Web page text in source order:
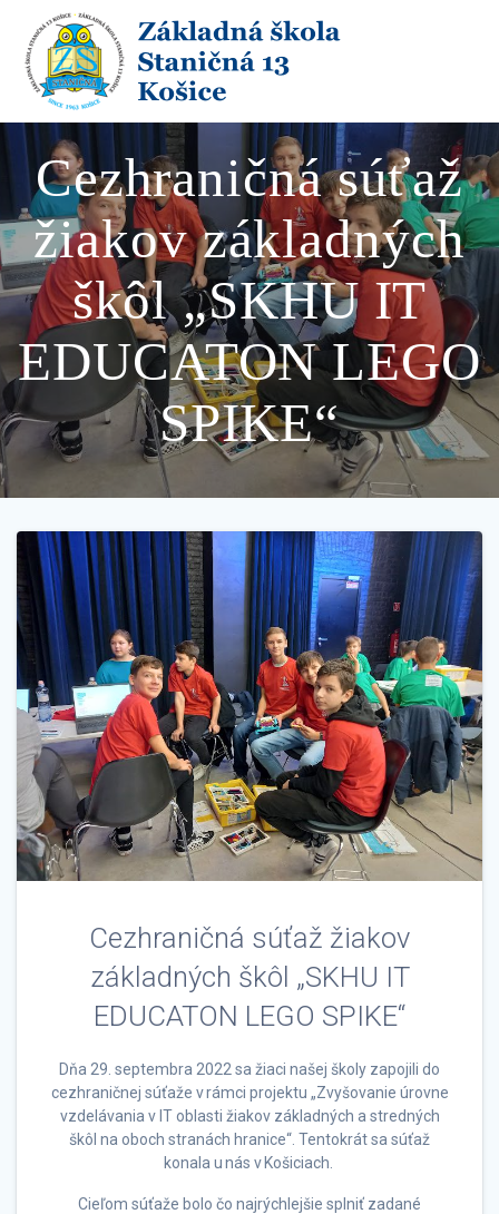
to
content
Cezhraničná súťaž
žiakov základných
škôl „SKHU IT
EDUCATON LEGO
SPIKE“
Cezhraničná súťaž žiakov
základných škôl „SKHU IT
EDUCATON LEGO SPIKE“
Dňa 29. septembra 2022 sa žiaci našej školy zapojili do
cezhraničnej súťaže v rámci projektu „Zvyšovanie úrovne
vzdelávania v IT oblasti žiakov základných a stredných
škôl na oboch stranách hranice“. Tentokrát sa súťaž
konala u nás v Košiciach.
Cieľom súťaže bolo čo najrýchlejšie splniť zadané